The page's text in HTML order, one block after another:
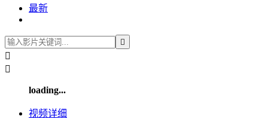
最新



loading...
视频详细